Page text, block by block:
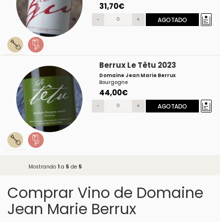
31,70€
- + AGOTADO
Berrux Le Têtu 2023
Domaine Jean Marie Berrux
Bourgogne
44,00€
- + AGOTADO
Mostrando 1a 5 de 5
Comprar Vino de Domaine
Jean Marie Berrux